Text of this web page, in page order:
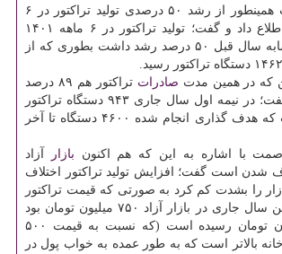
مشاور وزیر صمت همینطور از رشد ۵۰ درصدی تولید تراکتور در ۶
ماهه سال جاری اطلاع داد و گفت؛ تولید تراکتور در ۶ ماهه ۱۴۰۱
نسبت به مدت مشابه سال قبل ۵۰ درصد رشد داشت بطوری که از
که در همین مدت صادرات
تراکتور هم ۸۹ درصد
رشد کرده است گفت؛ در نیمه اول سال جاری ۹۴۳ دستگاه تراکتور
صادر گردیده است که هدف گذاری انجام شده ۴۶۰۰ دستگاه تا آخر
با اشاره به این که هم اکنون بازار
آزاد
شدن است گفت؛ افزایش تولید تراکتور اختلاف
را بشدت کم کرد به صورتی که قیمت تراکتور
۳۹۹ که در فروردین سال جاری در بازار آزاد ۷۵۰ میلیون تومان بود
حالا به ۶۴۰ میلیون تومان رسیده است (که نسبت به قیمت ۵۰۰
بالاتر است که به طور عمده به خواب پول در